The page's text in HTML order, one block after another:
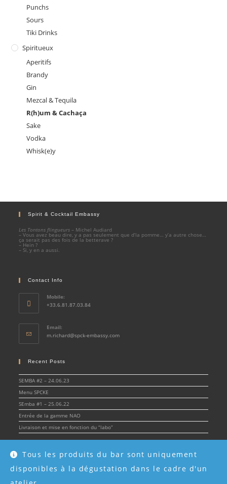
Tous les produits du bar sont uniquement
disponibles à la dégustation dans le cadre d'un
Punchs
Sours
Tiki Drinks
Spiritueux
Aperitifs
Brandy
Gin
Mezcal & Tequila
R(h)um & Cachaça
Sake
Vodka
Whisk(e)y
Spirit & Cocktail Embassy
Les Tontons flingueurs – Michel Audiard
– Vous avez beau dire, y a pas seulement que d’la pomme… y’a autre chose…
ça serait pas des fois de la betterave ?
– Hein ?
– Si, y en a aussi.
Contact Info
Mobile:
+33.6.81.87.03.84
Email:
m.richard@spck-embassy.comOpens
Recent Posts
SEMBA #2 – 24.06.23
Menu SPCKE
SEmba #1 – 25.06.22
Entrée de la gamme NAO
Livraison et mise en fonction du “labo”
© Spirit & Cocktail Embassy 2022 - SPCKE - SIRET 908 216 955 00017 -